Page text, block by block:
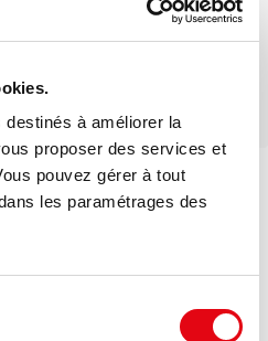
à améliorer la
proposer des services et
pouvez gérer à tout
les paramétrages des